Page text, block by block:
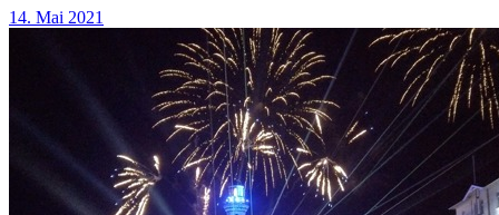
14. Mai 2021